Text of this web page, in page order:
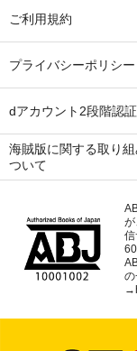
ご利用規約
プライバシーポリシー
dアカウント2段階認
海賊版に関する取り組
ついて
→